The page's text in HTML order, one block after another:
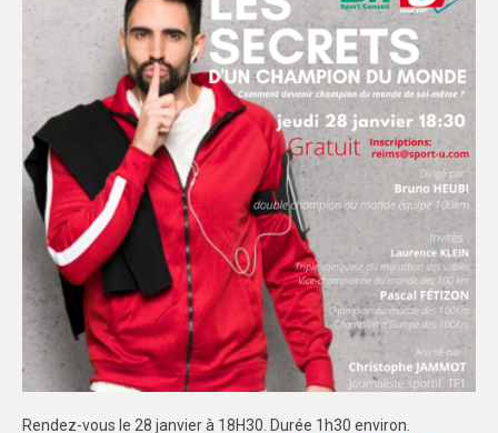
2020-2021
2021-2022
RAPPORTS D’ACTIVITES
2020-2021
2021-2022
2022-2023
ACCÈS AUX INSTALLATIONS
DOCUMENTS
DOCUMENTS ADMINISTRATIFS
Rendez-vous le 28 janvier à 18H30. Durée 1h30 environ.